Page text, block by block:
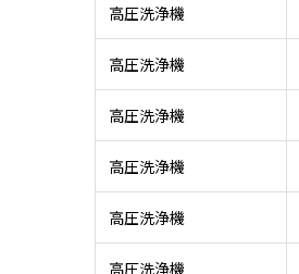
高圧洗浄機
高圧洗浄機
高圧洗浄機
高圧洗浄機
高圧洗浄機
高圧洗浄機